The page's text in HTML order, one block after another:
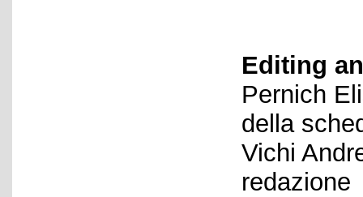
Editing
Pernich
della
Vichi
redazione